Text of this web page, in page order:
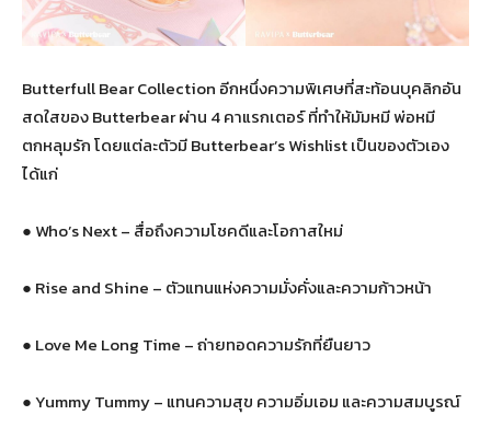
Butterfull Bear Collection อีกหนึ่งความพิเศษที่สะท้อนบุคลิกอัน
สดใสของ Butterbear ผ่าน 4 คาแรกเตอร์ ที่ทำให้มัมหมี พ่อหมี
ตกหลุมรัก โดยแต่ละตัวมี Butterbear’s Wishlist เป็นของตัวเอง
ได้แก่
● Who’s Next – สื่อถึงความโชคดีและโอกาสใหม่
● Rise and Shine – ตัวแทนแห่งความมั่งคั่งและความก้าวหน้า
● Love Me Long Time – ถ่ายทอดความรักที่ยืนยาว
● Yummy Tummy – แทนความสุข ความอิ่มเอม และความสมบูรณ์